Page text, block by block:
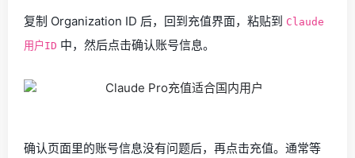
复制 Organization ID 后，回到充值界面，粘贴到 Claude
用户ID 中，然后点击确认账号信息。
确认页面里的账号信息没有问题后，再点击充值。通常等